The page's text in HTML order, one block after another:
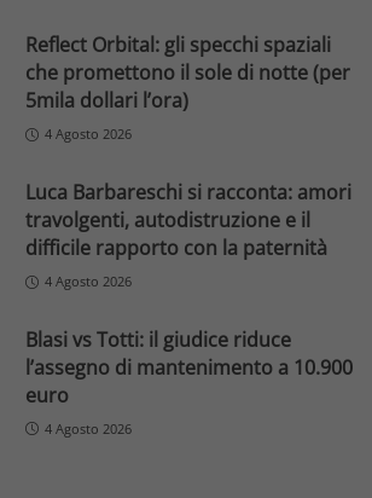
Reflect Orbital: gli specchi spaziali
che promettono il sole di notte (per
5mila dollari l’ora)
4 Agosto 2026
Luca Barbareschi si racconta: amori
travolgenti, autodistruzione e il
difficile rapporto con la paternità
4 Agosto 2026
Blasi vs Totti: il giudice riduce
l’assegno di mantenimento a 10.900
euro
4 Agosto 2026